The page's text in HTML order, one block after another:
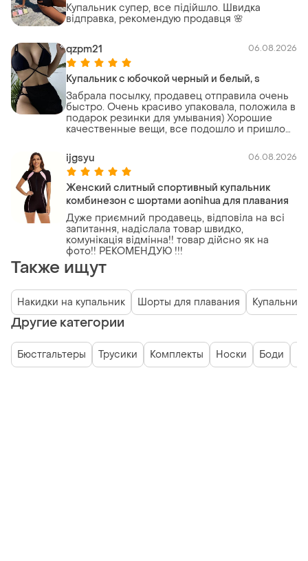
Купальник супер, все підійшло. Швидка
відправка, рекомендую продавця 🌸
qzpm21 06.08.2026
Купальник с юбочкой черный и белый, s
Забрала посылку, продавец отправила очень
быстро. Очень красиво упаковала, положила в
подарок резинки для умывания) Хорошие
качественные вещи, все подошло и пришло
ijgsyu
06.08.2026
Женский слитный спортивный купальник
комбинезон с шортами aonihua для плавания
Дуже приємний продавець, відповіла на всі
запитання, надіслала товар швидко,
комунікація відмінна!! товар дійсно як на
фото!! РЕКОМЕНДУЮ !!!
Также ищут
Накидки на купальник Шорты для плавания
Другие категории
Бюстгальтеры Трусики Комплекты Носки Боди